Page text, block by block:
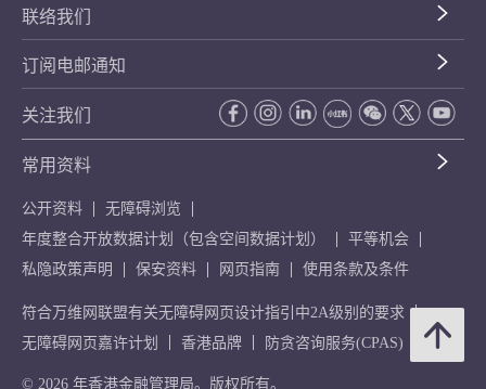
联络我们
订阅电邮通知
关注我们
常用资料
公开资料
无障碍浏览
年度整合开放数据计划（包含空间数据计划）
平等机会
私隐政策声明
保安资料 网页指南 使用条款及条件
符合万维网联盟有关无障碍网页设计指引中2A级别的要求
无障碍网页嘉许计划
香港品牌 防贪咨询服务(CPAS)
© 2026 年香港金融管理局。版权所有。